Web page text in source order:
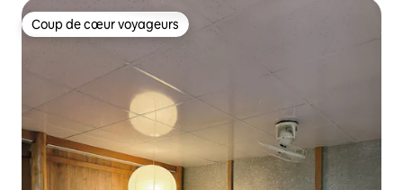
Coup de cœur voyageurs
Coup de cœur voyageurs